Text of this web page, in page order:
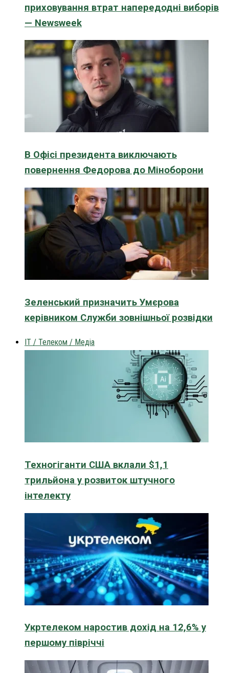
приховування втрат напередодні виборів
— Newsweek
В Офісі президента виключають
повернення Федорова до Міноборони
Зеленський призначить Умєрова
керівником Служби зовнішньої розвідки
IT / Телеком / Медіа
Техногіганти США вклали $1,1
трильйона у розвиток штучного
інтелекту
Укртелеком наростив дохід на 12,6% у
першому півріччі